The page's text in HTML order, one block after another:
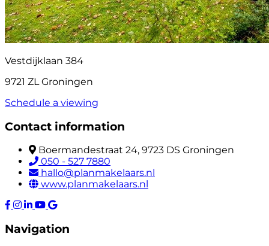
Vestdijklaan 384
9721 ZL Groningen
Schedule a viewing
Contact information
Boermandestraat 24, 9723 DS Groningen
050 - 527 7880
hallo@planmakelaars.nl
www.planmakelaars.nl
Navigation